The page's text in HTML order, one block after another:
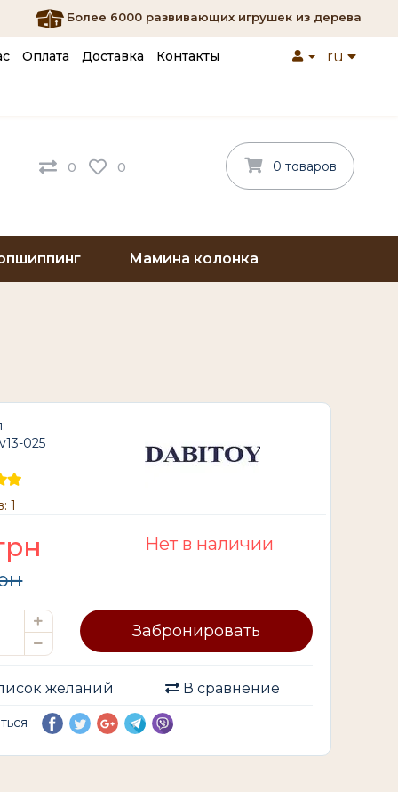
Более 6000 развивающих игрушек из дерева
Оплата Доставка Контакты ru
0 0 0 товаров
Мамина колонка
025
1
Нет в наличии
Забронировать
желаний В сравнение